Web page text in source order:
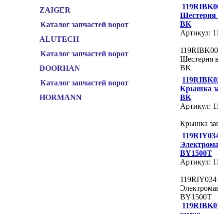
ZAIGER
Каталог запчастей ворот
ALUTECH
Каталог запчастей ворот
DOORHAN
Каталог запчастей ворот
HORMANN
Шестерня
BK
Артикул:
Шестерня
BK
Крышка
BK
Артикул:
Крышка
BY1500T
Артикул:
119RIY034
BY1500T